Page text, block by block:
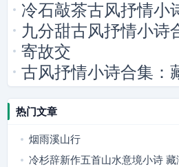
冷石敲茶古风抒情小
九分甜古风抒情小诗
寄故交
古风抒情小诗合集：
热门文章
烟雨溪山行
冷杉辞新作五首山水意境小诗 藏